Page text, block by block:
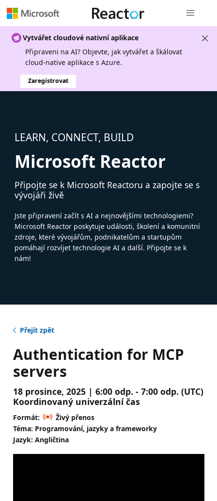
Vytvářet cloudové nativní aplikace
Připraveni na AI? Objevte, jak vytvářet a škálovat
cloud-native aplikace s Azure.
Zaregistrovat
LEARN, CONNECT, BUILD
Microsoft Reactor
Připojte se k Microsoft Reactoru a zapojte se s
vývojáři živě
Jste připravení začít s AI a nejnovějšími technologiemi?
Microsoft Reactor poskytuje události, školení a komunitní
zdroje, které vývojářům, podnikatelům a startupům
pomáhají rozvíjet technologie AI a další. Připojte se k
nám!
Přejít zpět
Authentication for MCP
servers
18 prosince, 2025 | 6:00 odp. - 7:00 odp. (UTC)
Koordinovaný univerzální čas
Formát:
Živý přenos
Téma: Programování, jazyky a frameworky
Jazyk: Angličtina